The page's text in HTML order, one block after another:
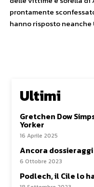
prontamente
hanno risposto neanche
Ultimi
Gretchen Dow
Yorker
16 Aprile 2025
Ancora
6 Ottobre 2023
Podlech, il Cile lo